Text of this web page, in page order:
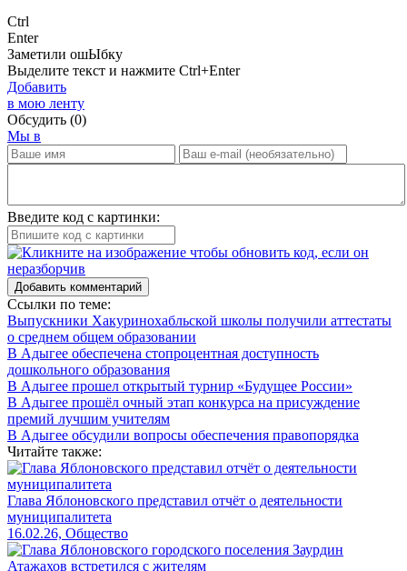
Ctrl
Enter
Заметили ошЫбку
Выделите текст и нажмите Ctrl+Enter
Добавить
в мою ленту
Обсудить (0)
Мы в
Введите код с картинки:
Добавить комментарий
Ссылки по теме:
Выпускники Хакуринохабльской школы получили аттестаты
о среднем общем образовании
В Адыгее обеспечена стопроцентная доступность
дошкольного образования
В Адыгее прошел открытый турнир «Будущее России»
В Адыгее прошёл очный этап конкурса на присуждение
премий лучшим учителям
В Адыгее обсудили вопросы обеспечения правопорядка
Читайте также:
Глава Яблоновского представил отчёт о деятельности
муниципалитета
16.02.26, Общество